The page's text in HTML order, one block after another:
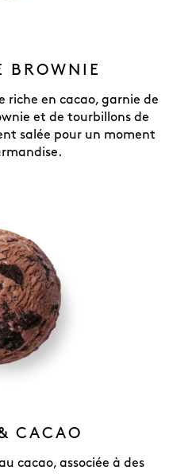
BROWNIE
riche en cacao, garnie de
et de tourbillons de
salée pour un moment
CACAO
cacao, associée à des